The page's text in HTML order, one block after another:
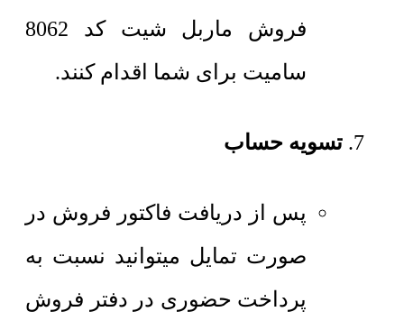
فروش ماربل شیت کد 8062
سامیت برای شما اقدام کنند.
تسویه حساب
پس از دریافت فاکتور فروش در
صورت تمایل میتوانید نسبت به
پرداخت حضوری در دفتر فروش